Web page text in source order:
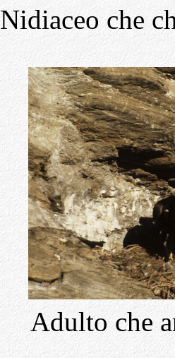
Nidiaceo che
Adulto che